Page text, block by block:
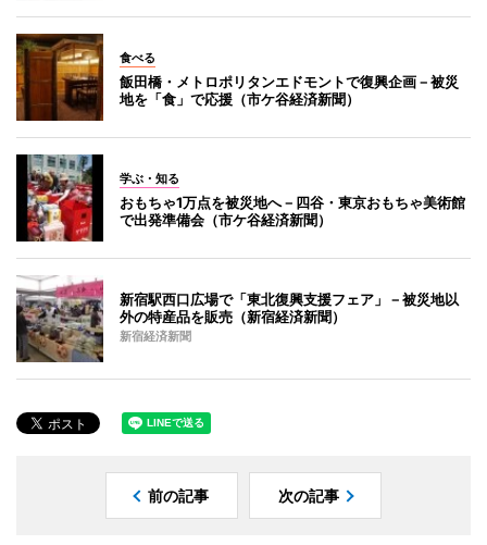
食べる
飯田橋・メトロポリタンエドモントで復興企画－被災
地を「食」で応援（市ケ谷経済新聞）
学ぶ・知る
おもちゃ1万点を被災地へ－四谷・東京おもちゃ美術館
で出発準備会（市ケ谷経済新聞）
新宿駅西口広場で「東北復興支援フェア」－被災地以
外の特産品を販売（新宿経済新聞）
新宿経済新聞
前の記事 次の記事